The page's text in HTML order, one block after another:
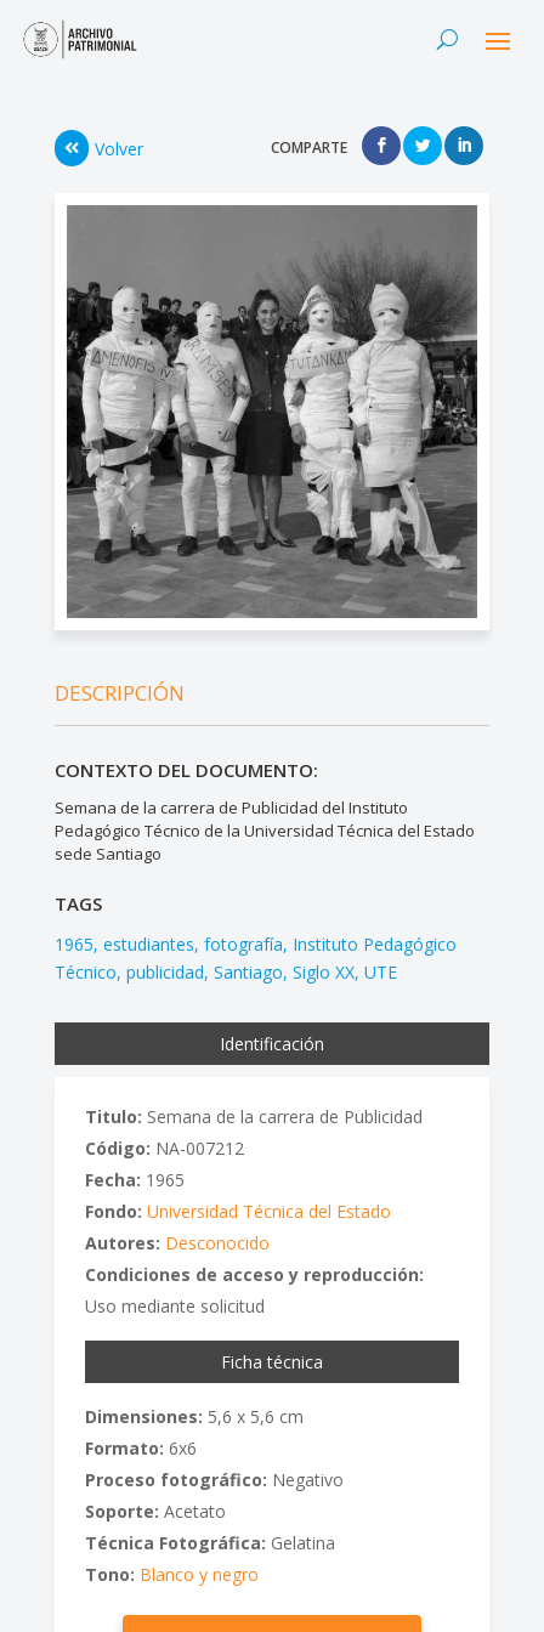
Volver COMPARTE
DESCRIPCIÓN
CONTEXTO DEL DOCUMENTO:
Semana de la carrera de Publicidad del Instituto
Pedagógico Técnico de la Universidad Técnica del Estado
sede Santiago
TAGS
1965 estudiantes fotografía Instituto Pedagógico
Técnico publicidad Santiago Siglo XX UTE
Identificación
Titulo: Semana de la carrera de Publicidad
Código: NA-007212
Fecha: 1965
Fondo: Universidad Técnica del Estado
Autores: Desconocido
Condiciones de acceso y reproducción:
Uso mediante solicitud
Ficha técnica
Dimensiones: 5,6 x 5,6 cm
Formato: 6x6
Proceso fotográfico: Negativo
Soporte: Acetato
Técnica Fotográfica: Gelatina
Tono: Blanco y negro